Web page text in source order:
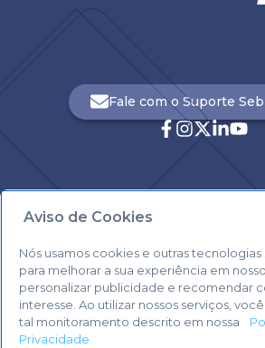
0800 570 0800
Fale com o Suporte
Aviso de Cookies
Nós usamos cookies e outras
para melhorar a sua experiência em
personalizar publicidade e recomendar
interesse. Ao utilizar nossos serviços,
tal monitoramento descrito em nossa
Privacidade